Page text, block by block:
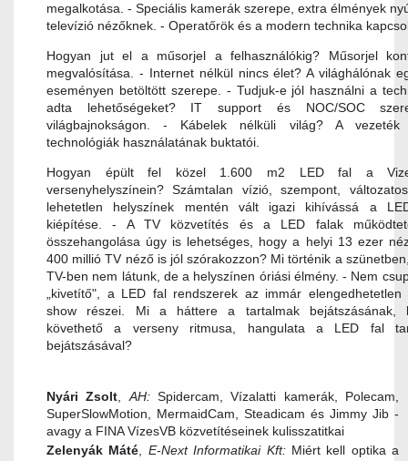
megalkotása. - Speciális kamerák szerepe, extra élmények
televízió nézőknek. - Operatőrök és a modern technika
Hogyan jut el a műsorjel a felhasználókig? Műsorjel
megvalósítása. - Internet nélkül nincs élet? A világhálónak
eseményen betöltött szerepe. - Tudjuk-e jól használni a
adta lehetőségeket? IT support és NOC/SOC
világbajnokságon. - Kábelek nélküli világ? A vezeték
technológiák használatának buktatói.
Hogyan épült fel közel 1.600 m2 LED fal a
versenyhelyszínein? Számtalan vízió, szempont,
lehetetlen helyszínek mentén vált igazi kihívássá a
kiépítése. - A TV közvetítés és a LED falak
összehangolása úgy is lehetséges, hogy a helyi 13 ezer
400 millió TV néző is jól szórakozzon? Mi történik a
TV-ben nem látunk, de a helyszínen óriási élmény. - Nem
„kivetítő", a LED fal rendszerek az immár
show részei. Mi a háttere a tartalmak bejátszásának,
követhető a verseny ritmusa, hangulata a LED fal
bejátszásával?
Nyári Zsolt,AH:Spidercam, Vízalatti kamerák, Polecam,
SuperSlowMotion, MermaidCam, Steadicam és Jimmy Jib -
avagy a FINA VízesVB közvetítéseinek kulisszatitkai
Zelenyák Máté, E-Next Informatikai Kft: Miért kell optika a